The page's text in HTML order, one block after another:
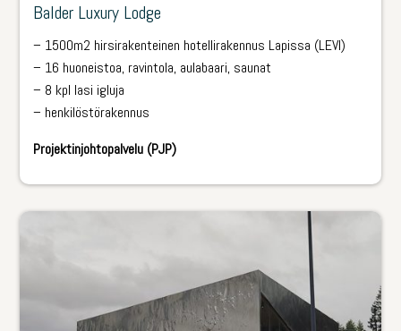
Balder Luxury Lodge
– 1500m2 hirsirakenteinen hotellirakennus Lapissa (LEVI)
– 16 huoneistoa, ravintola, aulabaari, saunat
– 8 kpl lasi igluja
– henkilöstörakennus
Projektinjohtopalvelu (PJP)